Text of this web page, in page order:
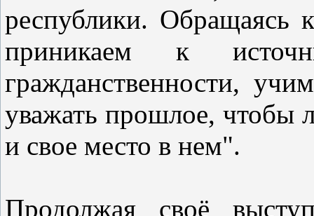
республики. Обращаясь
приникаем к
гражданственности,
уважать прошлое, чтобы
и свое место в нем".
Продолжая своё